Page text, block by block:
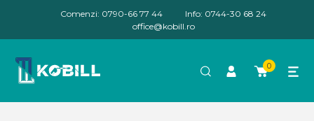
Comenzi: 0790-66 77 44
Info: 0744-30 68 24
office@kobill.ro
0